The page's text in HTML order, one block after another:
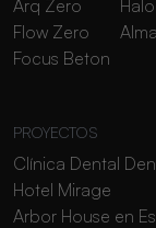
Arq Zero
Flow Zero
Focus Beton
PROYECTOS
Clínica Dental
Hotel Mirage
Arbor House en